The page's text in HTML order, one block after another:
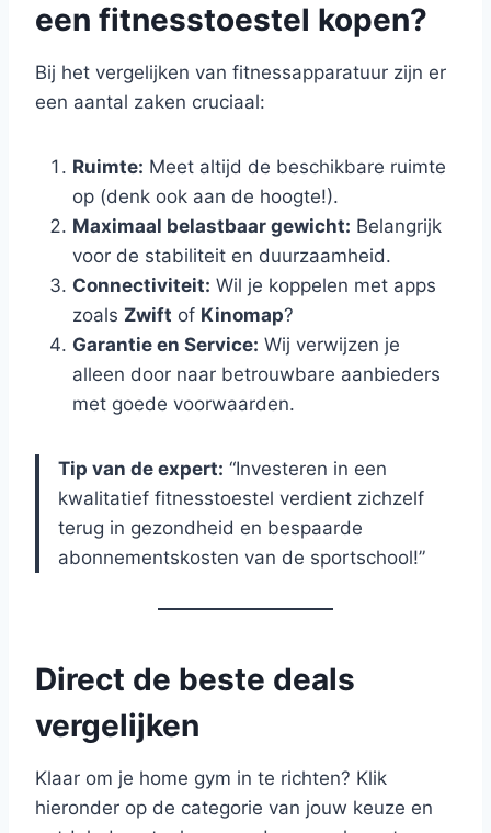
een fitnesstoestel kopen?
Bij het vergelijken van fitnessapparatuur zijn er
een aantal zaken cruciaal:
Ruimte: Meet altijd de beschikbare ruimte
op (denk ook aan de hoogte!).
Maximaal belastbaar gewicht: Belangrijk
voor de stabiliteit en duurzaamheid.
Connectiviteit: Wil je koppelen met apps
zoals Zwift of Kinomap?
Garantie en Service: Wij verwijzen je
alleen door naar betrouwbare aanbieders
met goede voorwaarden.
Tip van de expert: “Investeren in een
kwalitatief fitnesstoestel verdient zichzelf
terug in gezondheid en bespaarde
abonnementskosten van de sportschool!”
Direct de beste deals
vergelijken
Klaar om je home gym in te richten? Klik
hieronder op de categorie van jouw keuze en